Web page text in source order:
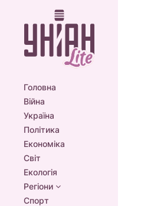
Головна
Війна
Україна
Політика
Економіка
Світ
Екологія
Регіони
Спорт